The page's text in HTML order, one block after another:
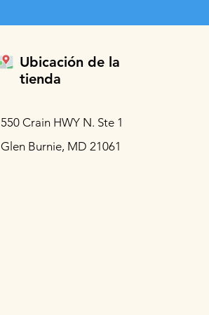
Ubicación de la
tienda
550 Crain HWY N. Ste 1
Glen Burnie, MD 21061